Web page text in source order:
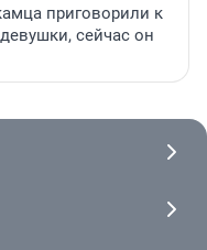
приговорили к
сейчас он